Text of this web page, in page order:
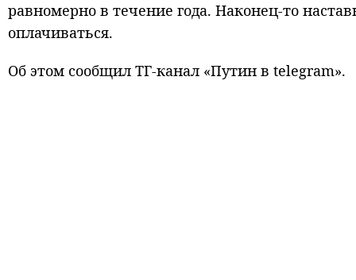
равномерно в течение года. Наконец-то
оплачиваться.
Об этом сообщил ТГ-канал «Путин в telegram».